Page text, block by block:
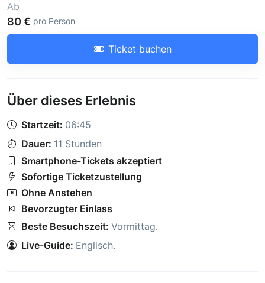
Ab
80 € pro Person
Ticket buchen
Über dieses Erlebnis
Startzeit: 06:45
Dauer: 11 Stunden
Smartphone-Tickets akzeptiert
Sofortige Ticketzustellung
Ohne Anstehen
Bevorzugter Einlass
Beste Besuchszeit: Vormittag.
Live-Guide: Englisch.